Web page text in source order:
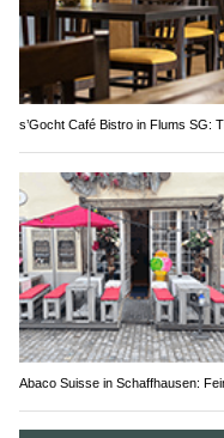
s’Gocht Café Bistro in Flums SG:
Abaco Suisse in Schaffhausen: